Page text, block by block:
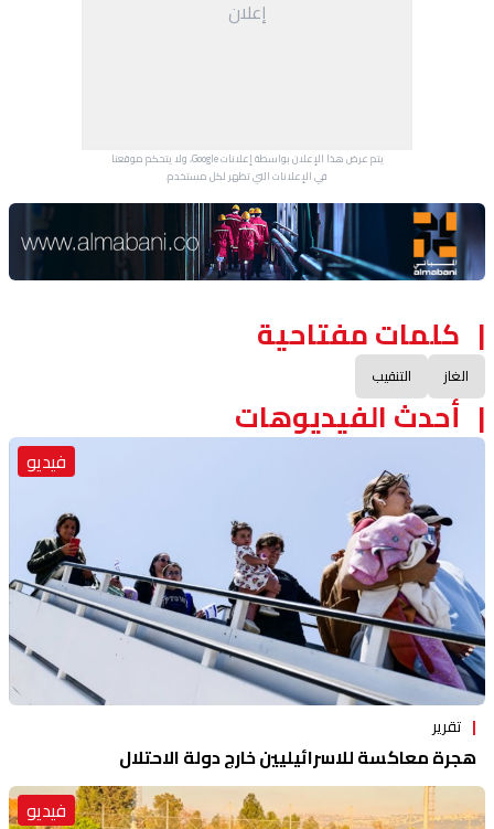
إعلان
يتم عرض هذا الإعلان بواسطة إعلانات Google، ولا يتحكم موقعنا
في الإعلانات التي تظهر لكل مستخدم.
Advertisement Section
كلمات مفتاحية
الغاز التنقيب
أحدث الفيديوهات
فيديو
تقرير
هجرة معاكسة للاسرائيليين خارج دولة الاحتلال
فيديو